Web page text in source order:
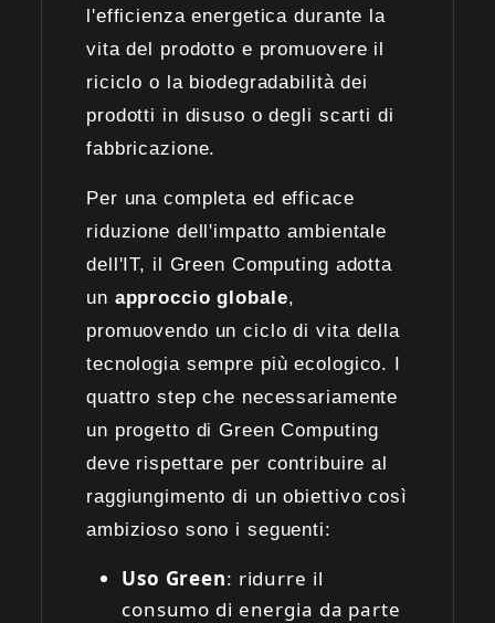
l'efficienza energetica durante la
vita del prodotto e promuovere il
riciclo o la biodegradabilità dei
prodotti in disuso o degli scarti di
fabbricazione.
Per una completa ed efficace
riduzione dell'impatto ambientale
dell'IT, il Green Computing adotta
un approccio globale,
promuovendo un ciclo di vita della
tecnologia sempre più ecologico. I
quattro step che necessariamente
un progetto di Green Computing
deve rispettare per contribuire al
raggiungimento di un obiettivo così
ambizioso sono i seguenti:
Uso Green: ridurre il
consumo di energia da parte